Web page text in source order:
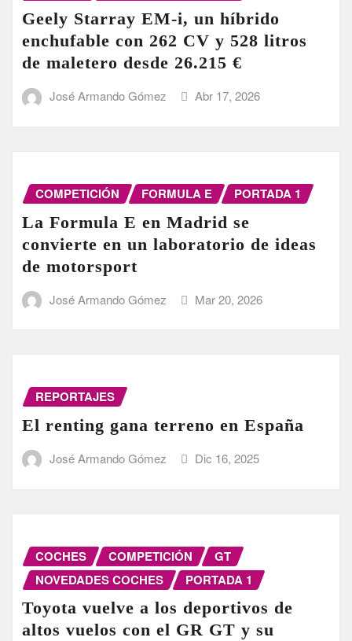
Geely Starray EM-i, un híbrido
enchufable con 262 CV y 528 litros
de maletero desde 26.215 €
José Armando Gómez Abr 17, 2026
COMPETICIÓN FORMULA E PORTADA 1
La Formula E en Madrid se
convierte en un laboratorio de ideas
de motorsport
José Armando Gómez Mar 20, 2026
REPORTAJES
El renting gana terreno en España
José Armando Gómez Dic 16, 2025
COCHES COMPETICIÓN
GT
NOVEDADES COCHES
PORTADA 1
Toyota vuelve a los deportivos de
altos vuelos con el GR GT y su